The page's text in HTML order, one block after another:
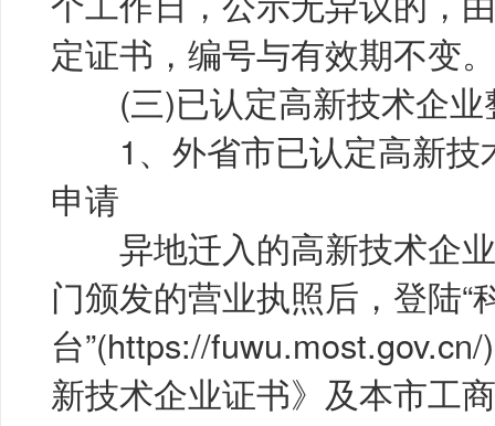
定证书，编号与有效期不变。
(三)已认定高新技术企业
1、外省市已认定高新技
申请
异地迁入的高新技术企业
门颁发的营业执照后，登陆“
台”(https://
新技术企业证书》及本市工